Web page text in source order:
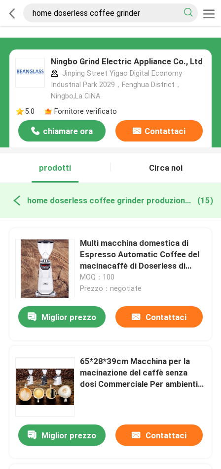
Ningbo Grind Electric Appliance Co., Ltd
Jinping Street Yigao Digital Economy
Industrial Park 2029，Fenghua District，
Ningbo,La CINA
5.0
Fornitore verificato
chiamare ora Contattaci
prodotti Circa noi
home doserless coffee grinder produzione online (15)
Multi macchina domestica di
Espresso Automatic Coffee del
macinacaffè di Doserless di
funzione
MOQ：100
Prezzo：negotiate
Miglior prezzo Contattaci
65*28*39cm Macchina per la
macinazione del caffè senza
dosi Commerciale Per ambienti
Miglior prezzo Contattaci